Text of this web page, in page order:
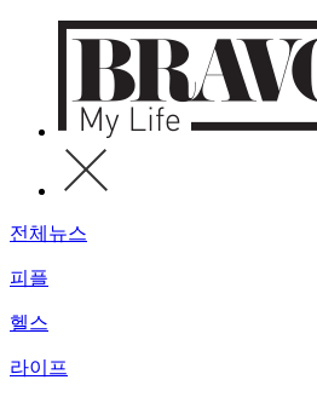
전체뉴스
피플
헬스
라이프